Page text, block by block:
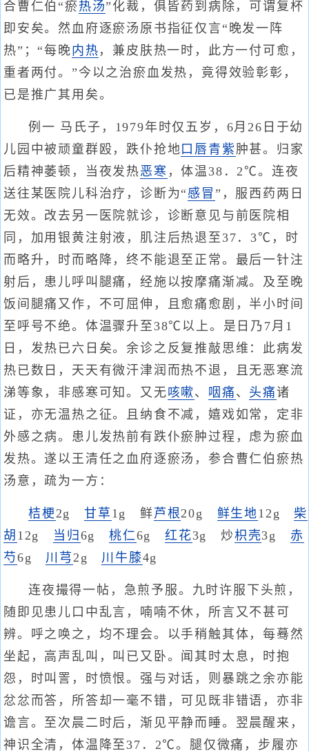
合曹仁伯“瘀热汤”化裁，俱皆药到病除，可谓复杯
即安矣。然血府逐瘀汤原书指征仅言“晚发一阵
热”；“每晚内热 ，兼皮肤热一时，此方一付可愈，
重者两付。”今以之治瘀血发热，竟得效验彰彰，
已是推广其用矣。
例一 马氏子，1979年时仅五岁，6月26日于幼
儿园中被顽童群殴，跌仆抢地 口唇青紫 肿甚。归家
后精神萎顿，当夜发热恶寒 ，体温38．2℃。连夜
送往某医院儿科治疗，诊断为“感冒 ”，服西药两日
无效。改去另一医院就诊，诊断意见与前医院相
同，加用银黄注射液，肌注后热退至37．3℃，时
而略升，时而略降，终不能退至正常。最后一针注
射后，患儿呼叫腿痛，经施以按摩痛渐减。及至晚
饭间腿痛又作，不可屈伸，且愈痛愈剧，半小时间
至呼号不绝。体温骤升至38℃以上。是日乃7月1
日，发热已六日矣。余诊之反复推敲思维：此病发
热已数日，天天有微汗津润而热不退，且无恶寒流
涕等象，非感寒可知。又无咳嗽、 咽痛 、 头痛诸
证，亦无温热之征。且纳食不减，嬉戏如常，定非
外感之病。患儿发热前有跌仆瘀肿过程，虑为瘀血
发热。遂以王清任之血府逐瘀汤，参合曹仁伯瘀热
汤意，疏为一方：
桔梗2g甘草 1g 鲜芦根20g 鲜生地12g柴
胡 12g 当归 6g桃仁6g红花3g 炒枳壳3g 赤
芍6g 川芎2g 川牛膝4g
连夜撮得一帖，急煎予服。九时许服下头煎，
随即见患儿口中乱言，喃喃不休，所言又不甚可
辨。呼之唤之，均不理会。以手稍触其体，每蓦然
坐起，高声乱叫，叫已又卧。闻其时太息，时抱
怨，时叫詈，时愤恨。强与对话，则暴跳之余亦能
忿忿而答，所答却一毫不错，可见既非错语，亦非
谵言。至次晨二时后，渐见平静而睡。翌晨醒来，
神识全清，体温降至37．2℃。腿仅微痛，步履亦